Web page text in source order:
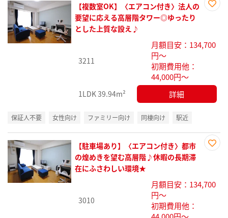
録
【複数室OK】〈エアコン付き〉法人の
要望に応える高層階タワー◎ゆったり
とした上質な設え♪
3211
月額目安：134,700
円～
初期費用他：
44,000円～
1LDK39.94m² 詳細
保証人不要 女性向け ファミリー向け 同棲向け 駅近
録
【駐車場あり】〈エアコン付き〉都市
の煌めきを望む高層階♪休暇の長期滞
在にふさわしい環境★
3010
月額目安：134,700
円～
初期費用他：